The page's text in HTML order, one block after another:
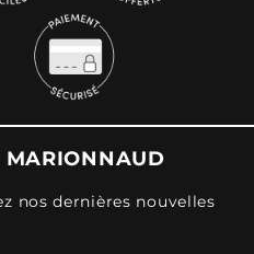
MARIONNAUD
nos dernières nouvelles